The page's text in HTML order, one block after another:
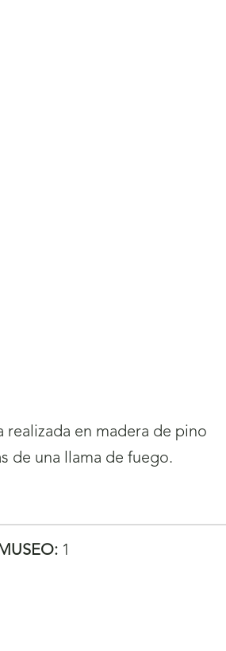
realizada en madera de pino
de una llama de fuego.
1